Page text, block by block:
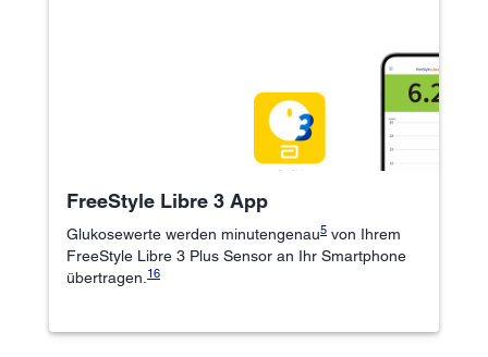
FreeStyle Libre 3 App
Glukosewerte werden minutengenau5 von Ihrem
FreeStyle Libre 3 Plus Sensor an Ihr Smartphone
übertragen. 16